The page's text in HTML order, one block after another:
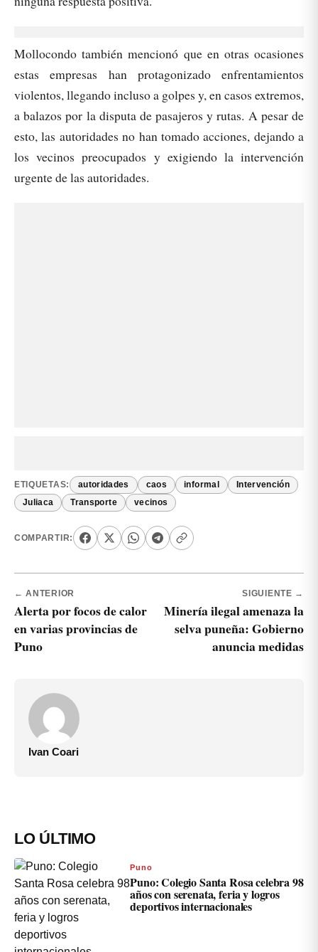
Mollocondo también mencionó que en otras ocasiones
estas empresas han protagonizado enfrentamientos
violentos, llegando incluso a golpes y, en casos extremos,
a balazos por la disputa de pasajeros y rutas. A pesar de
esto, las autoridades no han tomado acciones, dejando a
los vecinos preocupados y exigiendo la intervención
urgente de las autoridades.
ETIQUETAS: autoridades caos informal Intervención
Juliaca Transporte vecinos
COMPARTIR:
← ANTERIOR
Alerta por focos de calor
en varias provincias de
Puno
SIGUIENTE →
Minería ilegal amenaza la
selva puneña: Gobierno
anuncia medidas
Ivan Coari
LO ÚLTIMO
Puno
Puno: Colegio Santa Rosa celebra 98
años con serenata, feria y logros
deportivos internacionales